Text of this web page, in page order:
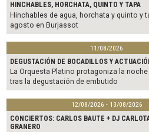
HINCHABLES, HORCHATA, QUINTO Y TAPA
Hinchables de agua, horchata y quinto y
agosto en Burjassot
11/08/2026
DEGUSTACIÓN DE BOCADILLOS Y
La Orquesta Platino protagoniza la
tras la degustación de embutido
12/08/2026 - 13/08/2026
CONCIERTOS: CARLOS BAUTE + DJ
GRANERO